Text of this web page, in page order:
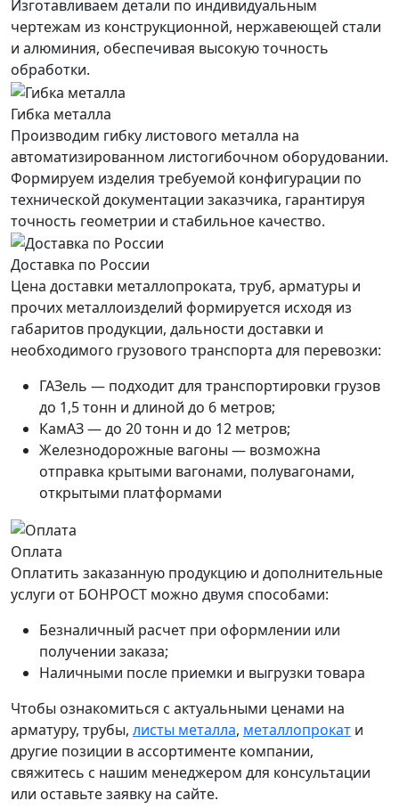
Изготавливаем детали по индивидуальным
чертежам из конструкционной, нержавеющей стали
и алюминия, обеспечивая высокую точность
обработки.
Гибка металла
Производим гибку листового металла на
автоматизированном листогибочном оборудовании.
Формируем изделия требуемой конфигурации по
технической документации заказчика, гарантируя
точность геометрии и стабильное качество.
Доставка по России
Цена доставки металлопроката, труб, арматуры и
прочих металлоизделий формируется исходя из
габаритов продукции, дальности доставки и
необходимого грузового транспорта для перевозки:
ГАЗель — подходит для транспортировки грузов
до 1,5 тонн и длиной до 6 метров;
КамАЗ — до 20 тонн и до 12 метров;
Железнодорожные вагоны — возможна
отправка крытыми вагонами, полувагонами,
открытыми платформами
Оплата
Оплатить заказанную продукцию и дополнительные
услуги от БОНРОСТ можно двумя способами:
Безналичный расчет при оформлении или
получении заказа;
Наличными после приемки и выгрузки товара
Чтобы ознакомиться с актуальными ценами на
арматуру, трубы, листы металла, металлопрокат и
другие позиции в ассортименте компании,
свяжитесь с нашим менеджером для консультации
или оставьте заявку на сайте.